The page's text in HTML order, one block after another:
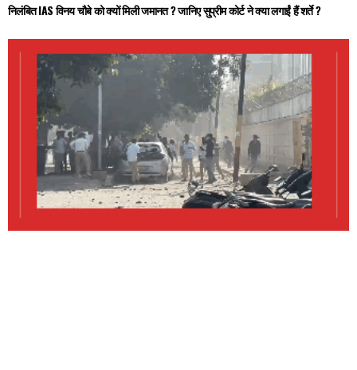
निलंबित IAS विनय चौबे को क्यों मिली जमानत ? जानिए सु्प्रीम कोर्ट ने क्या लगाईं हैं शर्ते ?